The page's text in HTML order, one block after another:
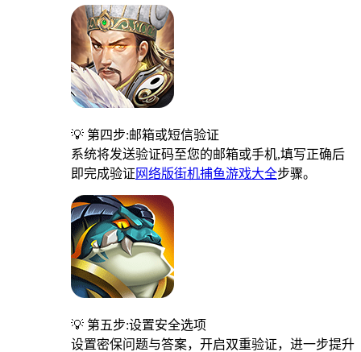
💡 第四步:邮箱或短信验证
系统将发送验证码至您的邮箱或手机,填写正确后
即完成验证 网络版街机捕鱼游戏大全步骤。
💡 第五步:设置安全选项
设置密保问题与答案，开启双重验证，进一步提升